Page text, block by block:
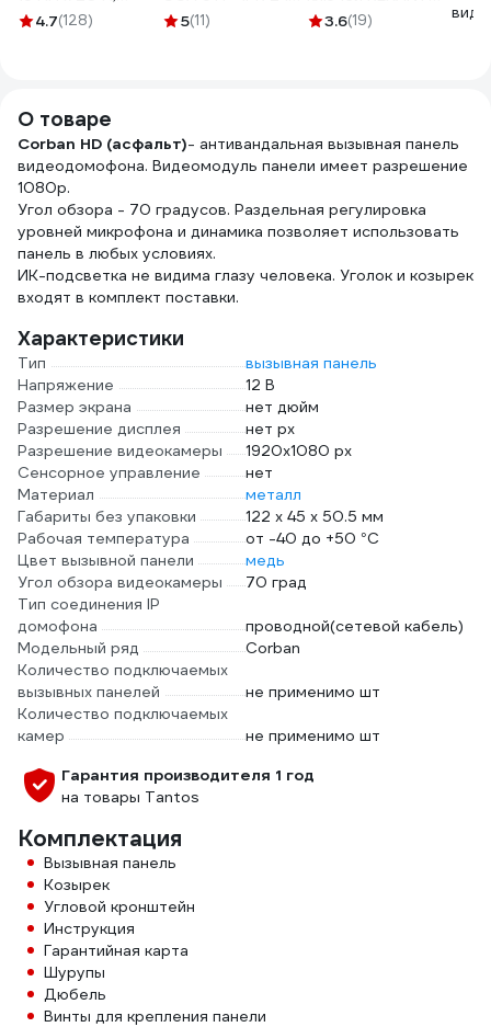
черная GT-0-3
4.7(128)
AWG CAT5е 305м
5(11)
125KHz формат
3.6(19)
О товаре
Corban HD (асфальт)- антивандальная вызывная панель
видеодомофона. Видеомодуль панели имеет разрешение
1080p.
Угол обзора - 70 градусов. Раздельная регулировка
уровней микрофона и динамика позволяет использовать
панель в любых условиях.
ИК-подсветка не видима глазу человека. Уголок и козырек
входят в комплект поставки.
Характеристики
Тип
вызывная панель
Напряжение
12 В
Размер экрана
нет дюйм
Разрешение дисплея
нет px
Разрешение видеокамеры
1920х1080 px
Сенсорное управление
нет
Материал
металл
Габариты без упаковки
122 x 45 x 50.5 мм
Рабочая температура
от -40 до +50 °С
Цвет вызывной панели
медь
Угол обзора видеокамеры
70 град
Тип соединения IP
домофона
проводной(сетевой кабель)
Модельный ряд
Corban
Количество подключаемых
вызывных панелей
не применимо шт
Количество подключаемых
камер
не применимо шт
Гарантия производителя 1 год
на товары Tantos
Комплектация
Вызывная панель
Козырек
Угловой кронштейн
Инструкция
Гарантийная карта
Шурупы
Дюбель
Винты для крепления панели